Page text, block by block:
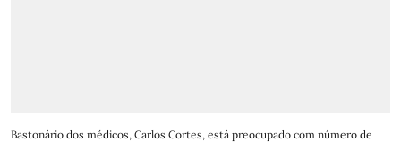
Bastonário dos médicos, Carlos Cortes, está preocupado com número de